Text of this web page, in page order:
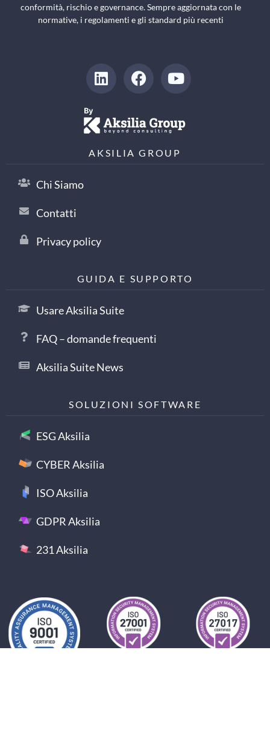
conformità, rischio e governance. Sempre aggiornata con le
normative, i regolamenti e gli standard più recenti
AKSILIA GROUP
Chi Siamo
Contatti
Privacy policy
GUIDA E SUPPORTO
Usare Aksilia Suite
FAQ – domande frequenti
Aksilia Suite News
SOLUZIONI SOFTWARE
ESG Aksilia
CYBER Aksilia
ISO Aksilia
GDPR Aksilia
231 Aksilia